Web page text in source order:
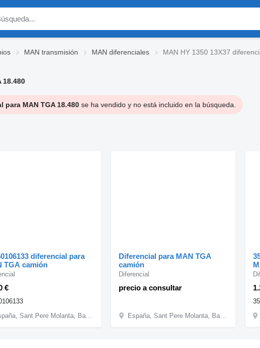
MAN transmisión MAN diferenciales MAN HY 1350 13X37
18.480
para MAN TGA 18.480se ha vendido y no está incluido en la búsqueda.
diferencial para
TGA camión
€
Diferencial para MAN TGA
camión
precio a consultar
Diferencial